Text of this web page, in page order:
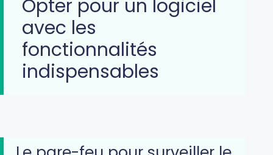
Opter pour un logiciel
avec les
fonctionnalités
indispensables